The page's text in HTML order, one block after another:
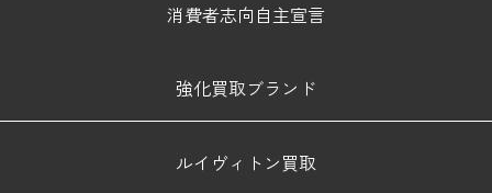
消費者志向自主宣言
強化買取ブランド
ルイヴィトン買取